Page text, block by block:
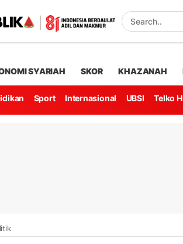
SYARIAH SKOR KHAZANAH
Sport Internasional UBSI Telko